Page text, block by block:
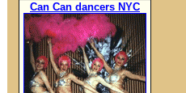
Can Can dancers NYC